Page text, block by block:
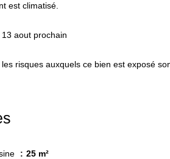
est climatisé.
aout prochain
risques auxquels ce bien est exposé
25 m²